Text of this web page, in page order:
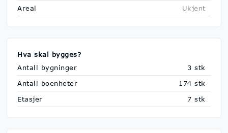
Areal
Ukjent
Hva skal bygges?
Antall bygninger
3 stk
Antall boenheter
174 stk
Etasjer
7 stk